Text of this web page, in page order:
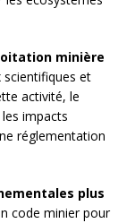
minière
scientifiques et
activité, le
impacts
réglementation
plus
code minier pour